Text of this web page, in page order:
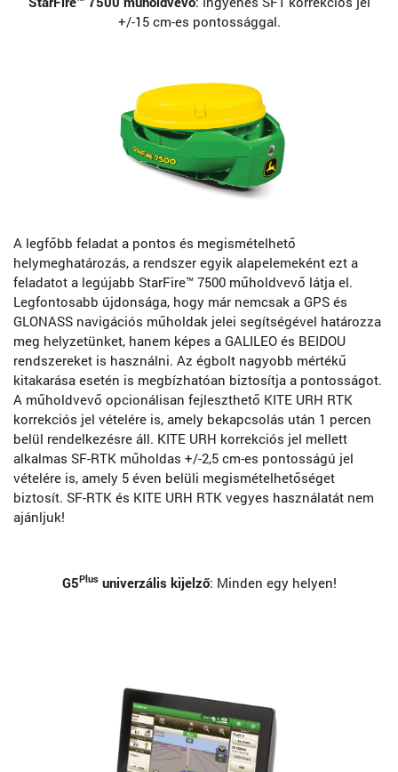
+/-15 cm-es pontossággal.
A legfőbb feladat a pontos és megismételhető
helymeghatározás, a rendszer egyik alapelemeként ezt a
feladatot a legújabb StarFire™ 7500 műholdvevő látja el.
Legfontosabb újdonsága, hogy már nemcsak a GPS és
GLONASS navigációs műholdak jelei segítségével határozza
meg helyzetünket, hanem képes a GALILEO és BEIDOU
rendszereket is használni. Az égbolt nagyobb mértékű
kitakarása esetén is megbízhatóan biztosítja a pontosságot.
A műholdvevő opcionálisan fejleszthető KITE URH RTK
korrekciós jel vételére is, amely bekapcsolás után 1 percen
belül rendelkezésre áll. KITE URH korrekciós jel mellett
alkalmas SF-RTK műholdas +/-2,5 cm-es pontosságú jel
vételére is, amely 5 éven belüli megismételhetőséget
biztosít. SF-RTK és KITE URH RTK vegyes használatát nem
ajánljuk!
G5Plusuniverzális kijelző: Minden egy helyen!